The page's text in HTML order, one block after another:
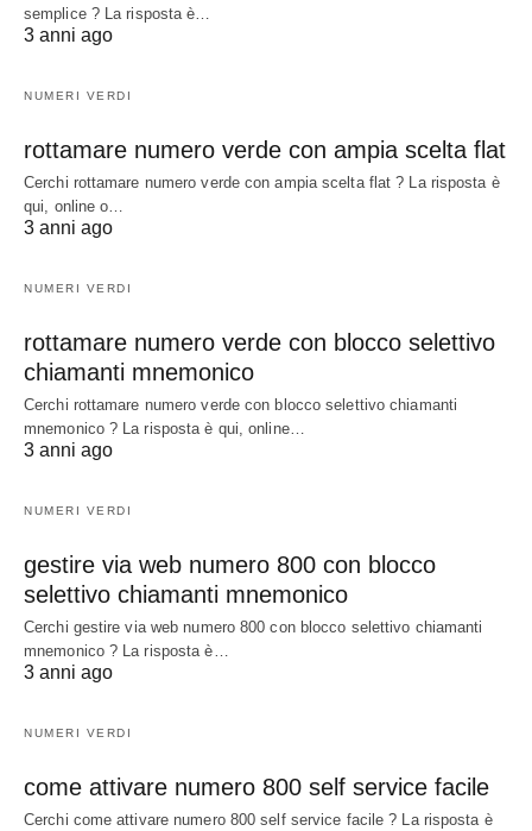
semplice ? La risposta è…
3 anni ago
NUMERI VERDI
rottamare numero verde con ampia scelta flat
Cerchi rottamare numero verde con ampia scelta flat ? La risposta è
qui, online o…
3 anni ago
NUMERI VERDI
rottamare numero verde con blocco selettivo
chiamanti mnemonico
Cerchi rottamare numero verde con blocco selettivo chiamanti
mnemonico ? La risposta è qui, online…
3 anni ago
NUMERI VERDI
gestire via web numero 800 con blocco
selettivo chiamanti mnemonico
Cerchi gestire via web numero 800 con blocco selettivo chiamanti
mnemonico ? La risposta è…
3 anni ago
NUMERI VERDI
come attivare numero 800 self service facile
Cerchi come attivare numero 800 self service facile ? La risposta è